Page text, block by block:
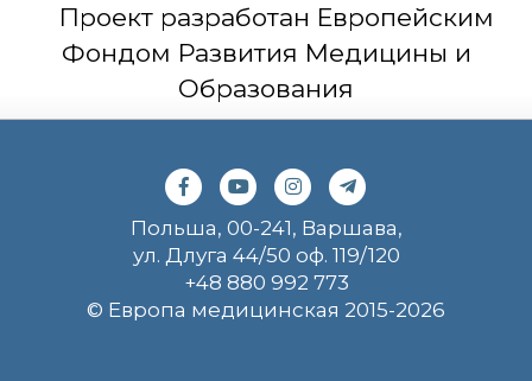
Проект разработан Европейским
Фондом Развития Медицины и
Образования
Польша, 00-241, Варшава,
ул. Длуга 44/50 оф. 119/120
+48 880 992 773
© Европа медицинская 2015-2026